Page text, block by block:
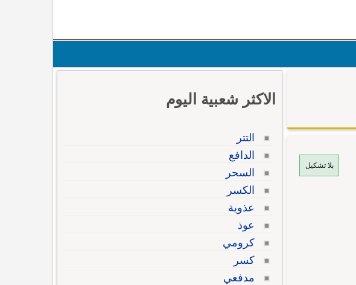
بلا تشكيل
الاكثر شعبية اليوم
التتر
الدافع
السحر
الكسر
عذوية
عوذ
كرومي
كسر
مدفعي